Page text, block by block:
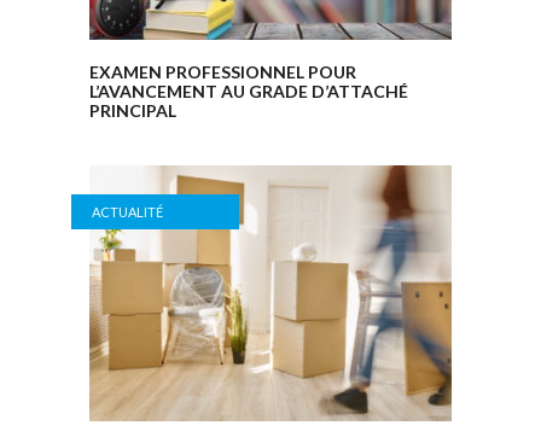
EXAMEN PROFESSIONNEL POUR
L’AVANCEMENT AU GRADE D’ATTACHÉ
PRINCIPAL
ACTUALITÉ